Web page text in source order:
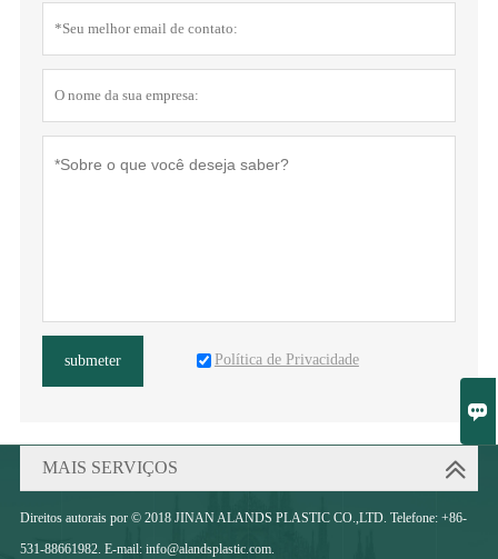

submeter Política de Privacidade
MAIS SERVIÇOS
Direitos autorais por © 2018 JINAN ALANDS PLASTIC CO.,LTD. Telefone: +86-
531-88661982. E-mail: info@alandsplastic.com.